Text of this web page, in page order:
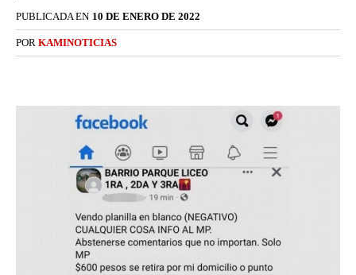
PUBLICADA EN 10 DE ENERO DE 2022
POR KAMINOTICIAS